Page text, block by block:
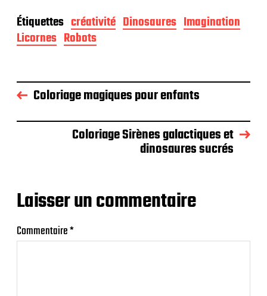
n
Étiquettes créativité Dinosaures Imagination
Licornes Robots
Coloriage magiques pour enfants
Coloriage Sirènes galactiques et
dinosaures sucrés
Laisser un commentaire
Commentaire*